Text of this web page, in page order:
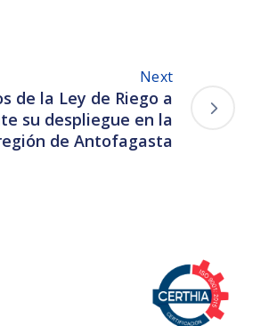
Next
de la Ley de Riego a
su despliegue en la
de Antofagasta